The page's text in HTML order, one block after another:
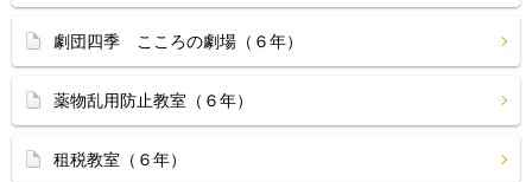
劇団四季 こころの劇場（６年）
薬物乱用防止教室（６年）
租税教室（６年）